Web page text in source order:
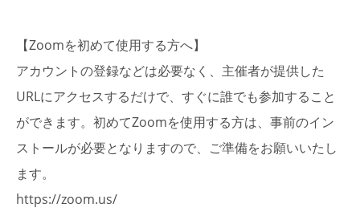
【Zoomを初めて使用する方へ】
アカウントの登録などは必要なく、主催者が提供した
URLにアクセスするだけで、すぐに誰でも参加すること
ができます。初めてZoomを使用する方は、事前のイン
ストールが必要となりますので、ご準備をお願いいたし
ます。
https://zoom.us/